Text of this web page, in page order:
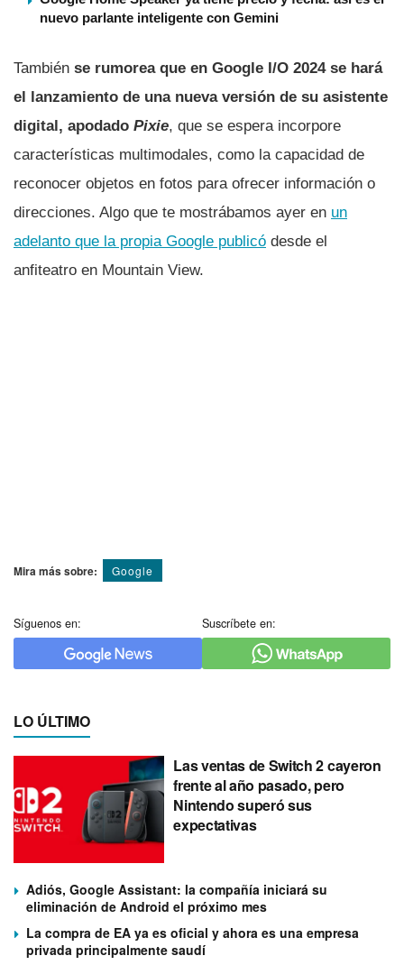
nuevo parlante inteligente con Gemini
También se rumorea que en Google I/O 2024 se hará
el lanzamiento de una nueva versión de su asistente
digital, apodado Pixie, que se espera incorpore
características multimodales, como la capacidad de
reconocer objetos en fotos para ofrecer información o
direcciones. Algo que te mostrábamos ayer en un
adelanto que la propia Google publicó desde el
anfiteatro en Mountain View.
Mira más sobre: Google
Síguenos en: Suscríbete en:
LO ÚLTIMO
Las ventas de Switch 2 cayeron
frente al año pasado, pero
Nintendo superó sus
expectativas
Adiós, Google Assistant: la compañía iniciará su
eliminación de Android el próximo mes
La compra de EA ya es oficial y ahora es una empresa
privada principalmente saudí